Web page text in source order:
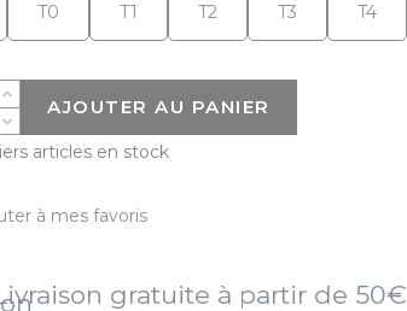
T0 T1 T2 T3 T4
AJOUTER AU PANIER
articles en stock
à mes favoris
gratuite à partir de 50€